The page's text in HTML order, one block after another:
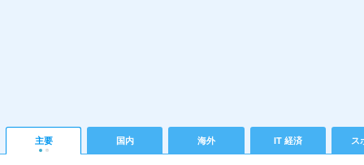
主要 国内 海外 IT 経済 ス